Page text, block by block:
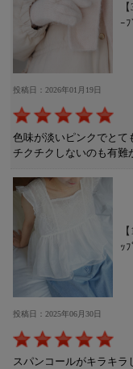
ｰﾌ
投稿日：2026年01月19日
色味が淡いピンクでとて
チクチクしないのも有難
ｯﾌ
投稿日：2025年06月30日
スパンコールがキラキラ